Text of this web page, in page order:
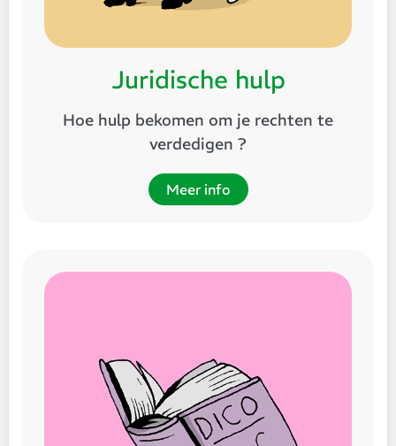
Juridische hulp
Hoe hulp bekomen om je rechten te
verdedigen ?
Meer info